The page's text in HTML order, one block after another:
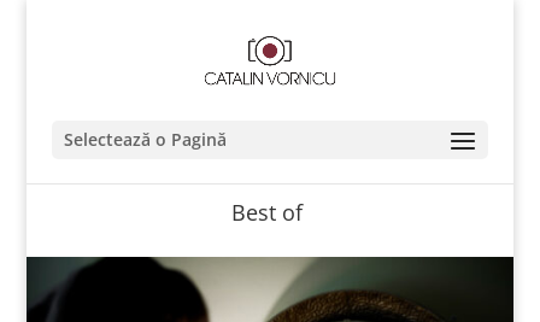
Selectează o Pagină
Best of